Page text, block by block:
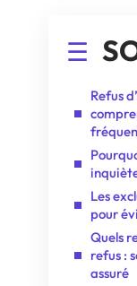
Refus
Les
pour
Quels
refus :
assuré